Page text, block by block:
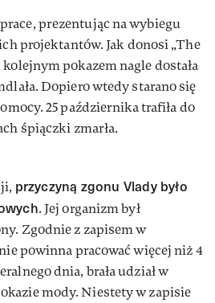
prezentując na wybiegu
projektantów. Jak donosi „The
pokazem nagle dostała
Dopiero wtedy starano się
25 października trafiła do
śpiączki zmarła.
przyczyną zgonu Vlady było
. Jej organizm był
Zgodnie z zapisem w
powinna pracować więcej niż 4
dnia, brała udział w
mody. Niestety w zapisie